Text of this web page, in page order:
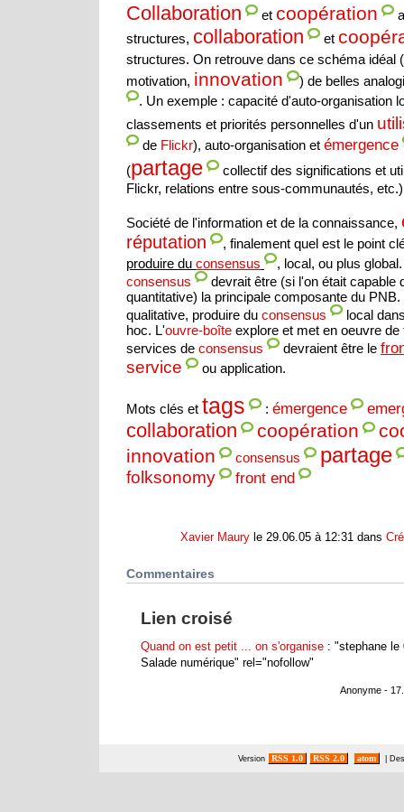
Collaboration et coopération
structures, collaboration et
structures. On retrouve dans ce schéma idéal (
motivation, innovation
) de belles
. Un exemple : capacité d'auto-organisation
classements et priorités personnelles d'un
de Flickr), auto-organisation et émergence
(partage
collectif des significations et
Flickr, relations entre sous-communautés,
Société de l'information et de la connaissance,
réputation
, finalement quel est le point
produire du consensus , local, ou plus
consensus
devrait être (si l'on était capable
quantitative) la principale composante du
qualitative, produire du consensus
local
hoc. L'ouvre-boîte explore et met en oeuvre
services de consensus devraient être le
service ou application.
Mots clés et tags : émergence
collaboration coopération
innovation
consensus partage
folksonomy front end
Xavier Maury le 29.06.05 à 12:31 dans
Commentaires
Lien croisé
Quand on est petit ... on s'organise : "stephane le
Salade numérique" rel="nofollow"
Anonyme -
Version RSS 1.0 RSS 2.0 atom |